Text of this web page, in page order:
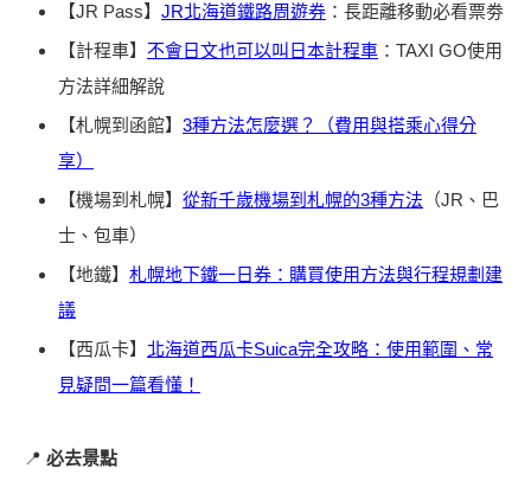
【JR Pass】 JR北海道鐵路周遊券 ：長距離移動必看票劵
【計程車】 不會日文也可以叫日本計程車 ：TAXI GO使用
方法詳細解說
【札幌到函館】 3種方法怎麼選？（費用與搭乘心得分
享）
【機場到札幌】 從新千歲機場到札幌的3種方法 （JR、巴
士、包車）
【地鐵】 札幌地下鐵一日券：購買使用方法與行程規劃建
議
【西瓜卡】 北海道西瓜卡Suica完全攻略：使用範圍、常
見疑問一篇看懂！
📍 必去景點